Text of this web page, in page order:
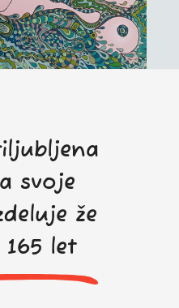
svoje
že
let